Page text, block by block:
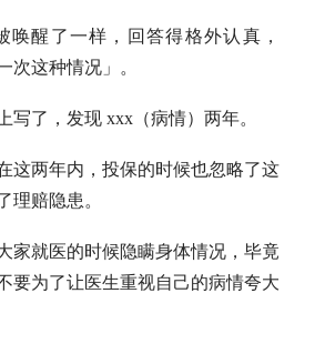
唤醒了一样，回答得格外认真，
次这种情况」。
写了，发现 xxx（病情）两年。
这两年内，投保的时候也忽略了这
理赔隐患。
家就医的时候隐瞒身体情况，毕竟
要为了让医生重视自己的病情夸大